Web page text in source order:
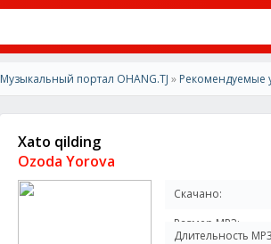
Музыкальный портал OHANG.TJ » Рекомендуемые
Xato qilding
Ozoda Yorova
Скачано:
Размер MP3:
Длительность